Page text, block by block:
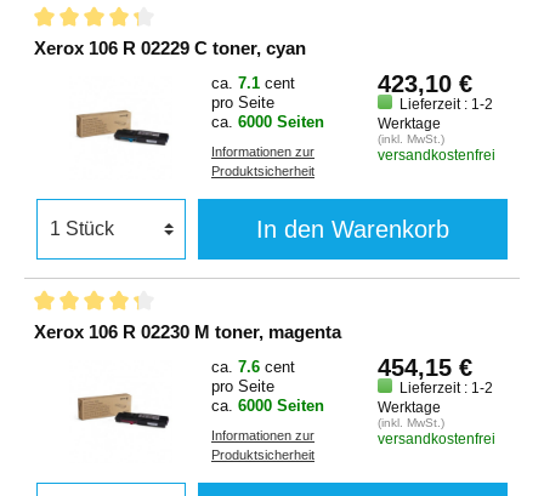
Xerox 106 R 02229 C toner, cyan
ca. 7.1 cent
pro Seite
ca. 6000 Seiten
Informationen zur
Produktsicherheit
423,10 €
Lieferzeit : 1-2
Werktage
(inkl. MwSt.)
versandkostenfrei
In den Warenkorb
Xerox 106 R 02230 M toner, magenta
ca. 7.6 cent
pro Seite
ca. 6000 Seiten
Informationen zur
Produktsicherheit
454,15 €
Lieferzeit : 1-2
Werktage
(inkl. MwSt.)
versandkostenfrei